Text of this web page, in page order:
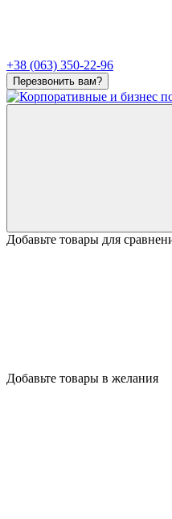
+38 (063) 350-22-96
Перезвонить вам?
Добавьте товары для
Добавьте товары в желания